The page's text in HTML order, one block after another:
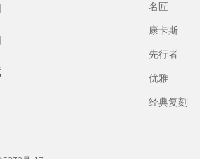
名匠
康卡斯
先行者
优雅
经典复刻